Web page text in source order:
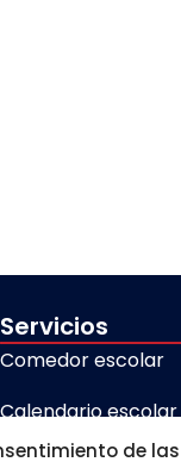
de
Servicios
Comedor escolar
Calendario escolar